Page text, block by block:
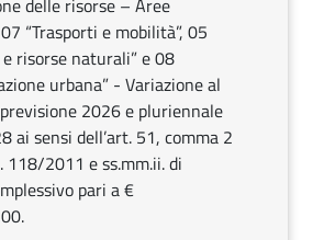
delle risorse – Aree
“Trasporti e mobilità”, 05
risorse naturali” e 08
urbana” - Variazione al
2026 e pluriennale
ai sensi dell’art. 51, comma 2
118/2011 e ss.mm.ii. di
pari a €